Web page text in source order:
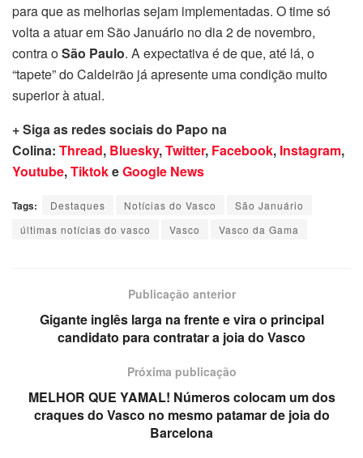
para que as melhorias sejam implementadas. O time só
volta a atuar em São Januário no dia 2 de novembro,
contra oSão Paulo. A expectativa é de que, até lá, o
“tapete” do Caldeirão já apresente uma condição muito
superior à atual.
+ Siga as redes sociais do Papo na
Colina: Thread, Bluesky,Twitter, Facebook, Instagram,
Youtube,TiktokeGoogle News
Tags: Destaques Notícias do Vasco
São Januário
últimas notícias do vasco
Vasco Vasco da Gama
Publicação anterior
Gigante inglês larga na frente e vira o principal
candidato para contratar a joia do Vasco
Próxima publicação
MELHOR QUE YAMAL! Números colocam um dos
craques do Vasco no mesmo patamar de joia do
Barcelona